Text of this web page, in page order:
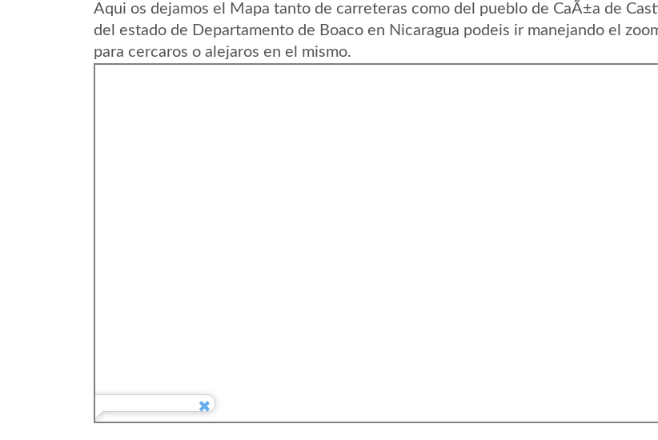
Aqui os dejamos el Mapa tanto de carreteras como del pueblo de CaÃ±a de
del estado de Departamento de Boaco en Nicaragua podeis ir manejando el
para cercaros o alejaros en el mismo.